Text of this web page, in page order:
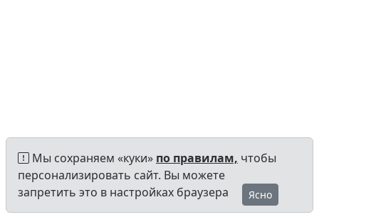
Мы сохраняем «куки» по правилам, чтобы
персонализировать сайт. Вы можете
запретить это в настройках браузера
Ясно